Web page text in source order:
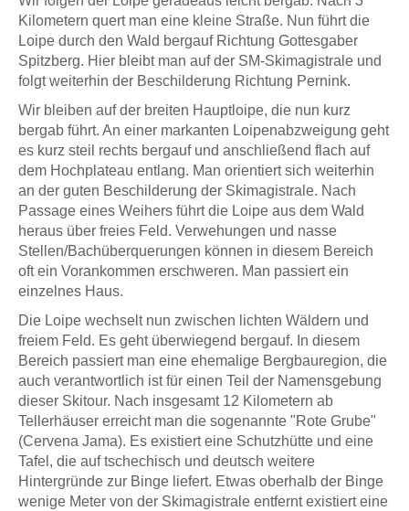
Kilometern quert man eine kleine Straße. Nun führt die
Loipe durch den Wald bergauf Richtung Gottesgaber
Spitzberg. Hier bleibt man auf der SM-Skimagistrale und
folgt weiterhin der Beschilderung Richtung Pernink.
Wir bleiben auf der breiten Hauptloipe, die nun kurz
bergab führt. An einer markanten Loipenabzweigung geht
es kurz steil rechts bergauf und anschließend flach auf
dem Hochplateau entlang. Man orientiert sich weiterhin
an der guten Beschilderung der Skimagistrale. Nach
Passage eines Weihers führt die Loipe aus dem Wald
heraus über freies Feld. Verwehungen und nasse
Stellen/Bachüberquerungen können in diesem Bereich
oft ein Vorankommen erschweren. Man passiert ein
einzelnes Haus.
Die Loipe wechselt nun zwischen lichten Wäldern und
freiem Feld. Es geht überwiegend bergauf. In diesem
Bereich passiert man eine ehemalige Bergbauregion, die
auch verantwortlich ist für einen Teil der Namensgebung
dieser Skitour. Nach insgesamt 12 Kilometern ab
Tellerhäuser erreicht man die sogenannte "Rote Grube"
(Cervena Jama). Es existiert eine Schutzhütte und eine
Tafel, die auf tschechisch und deutsch weitere
Hintergründe zur Binge liefert. Etwas oberhalb der Binge
wenige Meter von der Skimagistrale entfernt existiert eine